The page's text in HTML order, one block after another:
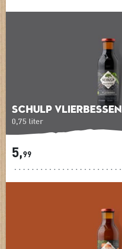
0,75 liter
Schulp Vlierbessen
5,99